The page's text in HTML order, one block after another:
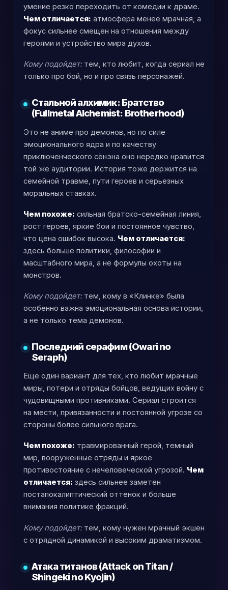
умение резко переходить от комедии к драме.
Чем отличается: атмосфера менее мрачная, а
фокус сильнее смещен на отношения между
героями и устройство мира духов.
Кому подойдет:тем, кто любит, когда сериал не
только про бой, но и про связь персонажей.
Стальной алхимик: Братство
(Fullmetal Alchemist: Brotherhood)
Это не аниме про демонов, но по силе
эмоционального ядра и по качеству
приключенческого сёнэна оно нередко нравится
той же аудитории. История тоже держится на
семейной травме, пути героев и серьезных
моральных ставках.
Чем похоже: сильная братско-семейная линия,
рост героев, яркие бои и постоянное чувство,
что цена ошибок высока. Чем отличается:
здесь больше политики, философии и
масштабного мира, а не формулы охоты на
монстров.
Кому подойдет:тем, кому в «Клинке» была
особенно важна эмоциональная основа истории,
а не только тема демонов.
Последний серафим (Owari no
Seraph)
Еще один вариант для тех, кто любит мрачные
миры, потери и отряды бойцов, ведущих войну с
чудовищными противниками. Сериал строится
на мести, привязанности и постоянной угрозе со
стороны более сильного врага.
Чем похоже: травмированный герой, темный
мир, вооруженные отряды и яркое
противостояние с нечеловеческой угрозой. Чем
отличается: здесь сильнее заметен
постапокалиптический оттенок и больше
внимания политике фракций.
Кому подойдет:тем, кому нужен мрачный экшен
с отрядной динамикой и высоким драматизмом.
Атака титанов (Attack on Titan /
Shingeki no Kyojin)